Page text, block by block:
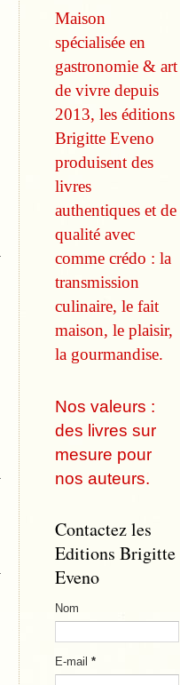
Maison
spécialisée en
gastronomie & art
de vivre depuis
2013, les éditions
Brigitte Eveno
produisent des
livres
authentiques et de
qualité avec
comme crédo : la
transmission
culinaire, le fait
maison, le plaisir,
la gourmandise.
Nos valeurs :
des livres sur
mesure pour
nos auteurs.
Contactez les
Editions Brigitte
Eveno
Nom
E-mail *